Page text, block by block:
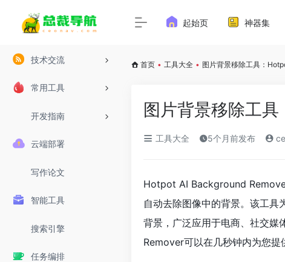
技术交流
常用工具
开发指南
云端部署
写作论文
智能工具
搜索引擎
任务编排
起始页 神器集
首页 • 工具大全 • 图片背景移除工具：
图片背景移除工
工具大全 5个月前发布
Hotpot AI Background
自动去除图像中的背景。该工具
背景，广泛应用于电商、社交
Remover可以在几秒钟内为您提